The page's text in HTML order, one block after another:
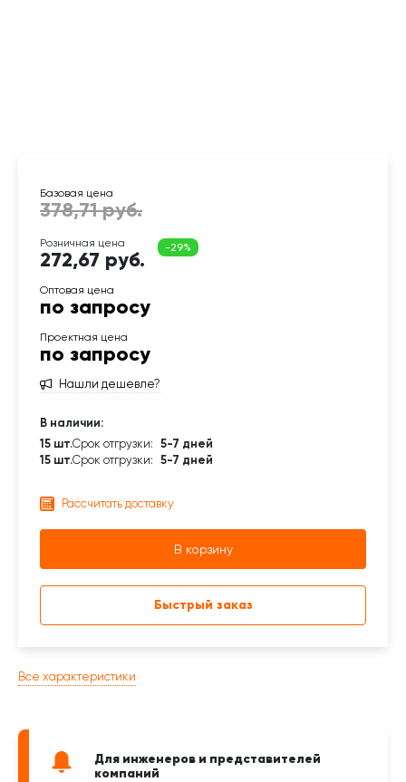
Все характеристики
Для инженеров и представителей
компаний
272,67 руб.
по запросу
по запросу
Нашли дешевле?
В наличии:
15 шт.Срок отгрузки: 5-7 дней
15 шт.Срок отгрузки: 5-7 дней
Рассчитать доставку
В корзину
Быстрый заказ